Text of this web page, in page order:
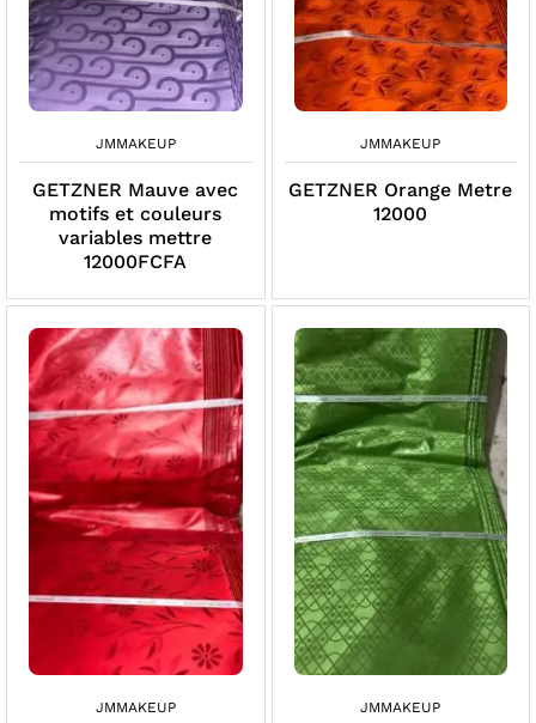
JMMAKEUP
GETZNER Mauve avec
motifs et couleurs
variables mettre
12000FCFA
JMMAKEUP
GETZNER Orange Metre
12000
JMMAKEUP JMMAKEUP